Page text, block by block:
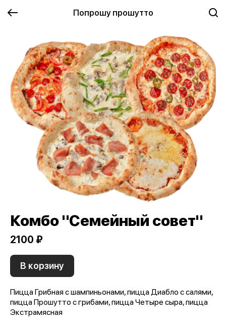
Попрошу прошутто
Комбо "Семейный совет"
2100 ₽
В корзину
Пицца Грибная с шампиньонами, пицца Диабло с салями,
пицца Прошутто с грибами, пицца Четыре сыра, пицца
Экстрамясная